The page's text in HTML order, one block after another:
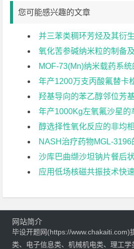
您可能感兴趣的文章
并三苯类稠环芳烃及其衍生物
氧化苦参碱纳米粒的制备
MOF-73(Mn)纳米载药系
年产1200万支丙酸氟替卡松
羟基导向的苯乙醇邻位芳
年产1000Kg左氧氟沙星的
醇选择性氧化反应的非均
NASH治疗药物MGL-3196的
沙库巴曲缬沙坦钠片餐后状态下
应用低场核磁共振技术快速鉴
网站简介
毕设开题网(https://www.chakaiti.com)
类、电子信息类、机械机电类、理工